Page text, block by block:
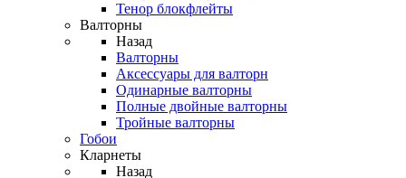
Тенор блокфлейты
Валторны
Назад
Валторны
Аксессуары для валторн
Одинарные валторны
Полные двойные валторны
Тройные валторны
Гобои
Кларнеты
Назад